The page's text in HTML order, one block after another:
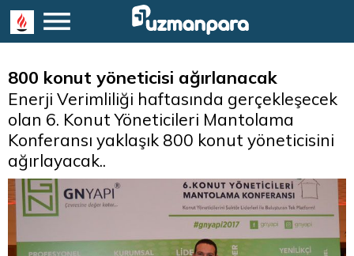
800 konut yöneticisi ağırlanacak
Enerji Verimliliği haftasında gerçekleşecek
olan 6. Konut Yöneticileri Mantolama
Konferansı yaklaşık 800 konut yöneticisini
ağırlayacak..